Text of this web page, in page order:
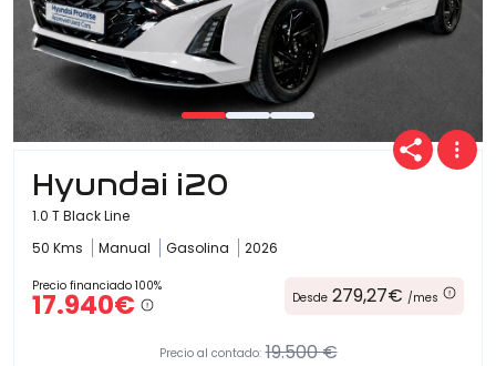
Año
Kilómetros
Combustible
(Elige una o varias opciones)
Hyundai i20
1.0 T Black Line
50 Kms
Manual Gasolina 2026
Precio financiado 100%
17.940€ Desde 279,27€ /mes
Precio al contado: 19.500 €